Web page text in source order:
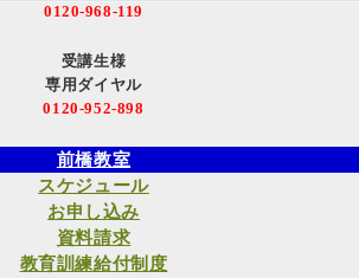
0120-968-119
受講生様
専用ダイヤル
0120-952-898
前橋教室
スケジュール
お申し込み
資料請求
教育訓練給付制度